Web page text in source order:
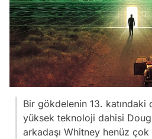
Bir gökdelenin 13. katındaki
yüksek teknoloji dahisi
arkadaşı Whitney henüz